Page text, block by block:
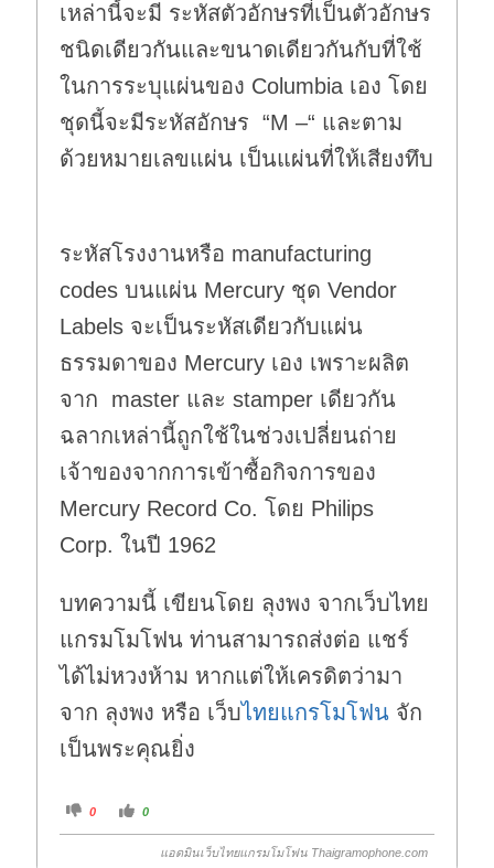
เหล่านี้จะมี ระหัสตัวอักษรที่เป็นตัวอักษร
ชนิดเดียวกันและขนาดเดียวกันกับที่ใช้
ในการระบุแผ่นของ Columbia เอง โดย
ชุดนี้จะมีระหัสอักษร “M –“ และตาม
ด้วยหมายเลขแผ่น เป็นแผ่นที่ให้เสียงทึบ
ระหัสโรงงานหรือ manufacturing
codes บนแผ่น Mercury ชุด Vendor
Labels จะเป็นระหัสเดียวกับแผ่น
ธรรมดาของ Mercury เอง เพราะผลิต
จาก master และ stamper เดียวกัน
ฉลากเหล่านี้ถูกใช้ในช่วงเปลี่ยนถ่าย
เจ้าของจากการเข้าซื้อกิจการของ
Mercury Record Co. โดย Philips
Corp. ในปี 1962
บทความนี้ เขียนโดย ลุงพง จากเว็บไทย
แกรมโมโฟน ท่านสามารถส่งต่อ แชร์
ได้ไม่หวงห้าม หากแต่ให้เครดิตว่ามา
จาก ลุงพง หรือ เว็บไทยแกรโมโฟน จัก
เป็นพระคุณยิ่ง
C
i
0
C
i
0
แอดมินเว็บไทยแกรมโมโฟน Thaigramophone.com